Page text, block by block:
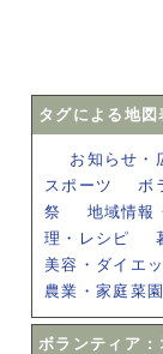
タグによる地図
お知らせ・
スポーツ
ボ
祭
地域情報
理・レシピ
美容・ダイエ
農業・家庭菜
ボランティア :